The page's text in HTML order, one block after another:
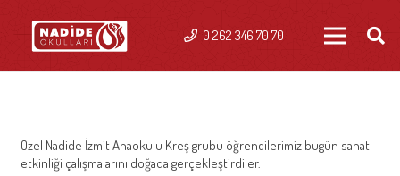
0 262 346 70 70
Özel Nadide İzmit Anaokulu Kreş grubu öğrencilerimiz bugün sanat
etkinliği çalışmalarını doğada gerçekleştirdiler.